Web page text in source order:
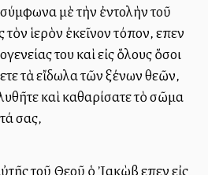
μὲ τὴν ἐντολὴν τοῦ
ἱερὸν ἐκεῖνον τόπον, εἶπεν
του καὶ εἰς ὅλους ὅσοι
τὰ εἴδωλα τῶν ξένων θεῶν,
καὶ καθαρίσατε τὸ σῶμα
σας,
τοῦ Θεοῦ ὁ Ἰακὼβ εἶπεν εἰς